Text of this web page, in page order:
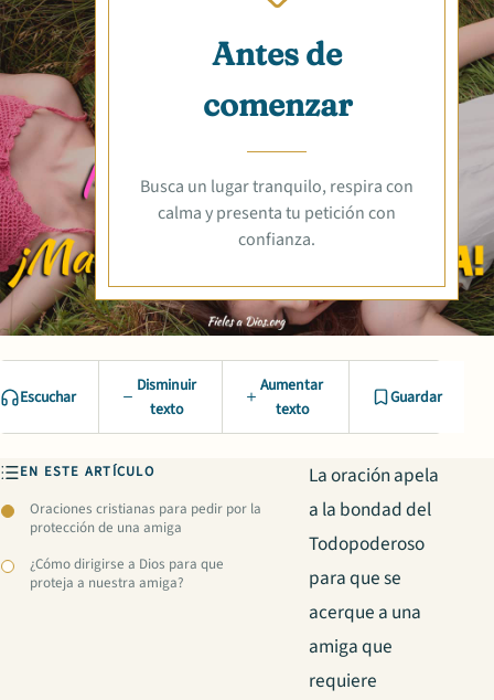
Antes de
comenzar
Busca un lugar tranquilo, respira con
calma y presenta tu petición con
confianza.
Escuchar
Disminuir
texto
Aumentar
texto
Guardar
EN ESTE ARTÍCULO
Oraciones cristianas para pedir por la
protección de una amiga
¿Cómo dirigirse a Dios para que
proteja a nuestra amiga?
La oración apela
a la bondad del
Todopoderoso
para que se
acerque a una
amiga que
requiere